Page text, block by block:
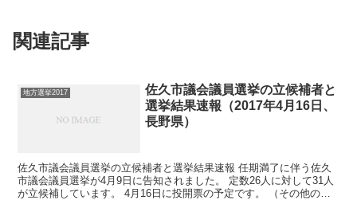
関連記事
地方選挙2017
佐久市議会議員選挙の立候補者と
選挙結果速報（2017年4月16日、
長野県）
佐久市議会議員選挙の立候補者と選挙結果速報 任期満了に伴う佐久
市議会議員選挙が4月9日に告知されました。 定数26人に対して31人
が立候補しています。 4月16日に投開票の予定です。 （その他の地